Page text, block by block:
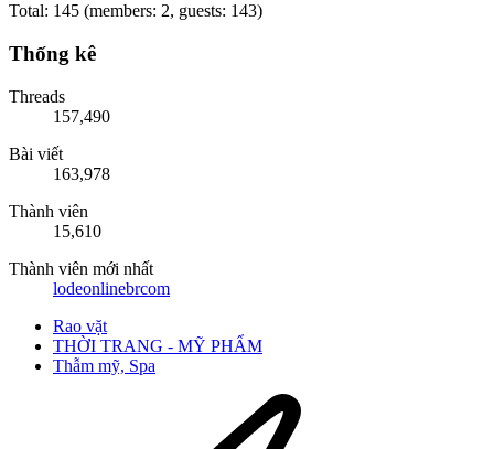
Total: 145 (members: 2, guests: 143)
Thống kê
Threads
157,490
Bài viết
163,978
Thành viên
15,610
Thành viên mới nhất
lodeonlinebrcom
Rao vặt
THỜI TRANG - MỸ PHẨM
Thẫm mỹ, Spa